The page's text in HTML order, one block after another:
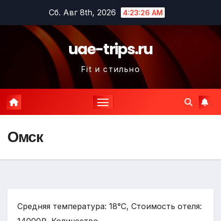
содержимому
Сб. Авг 8th, 2026 4:23:27 AM
uae-trips.ru
Fit и стильно
Омск
Средняя температура: 18°C, Стоимость отеля: